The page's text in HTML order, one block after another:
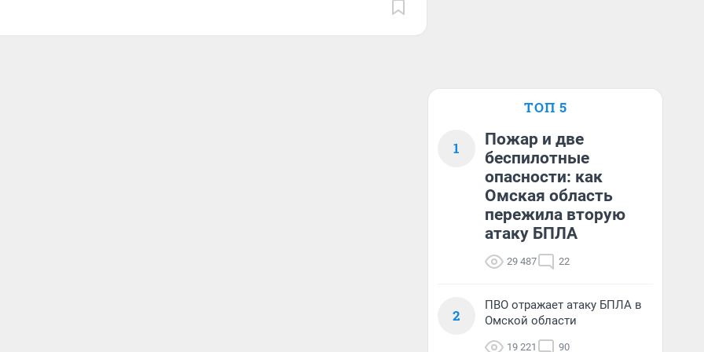
ТОП 5
1
Пожар и две
беспилотные
опасности: как
Омская область
пережила вторую
атаку БПЛА
29 487 22
2
ПВО отражает атаку БПЛА в
Омской области
19 221 90